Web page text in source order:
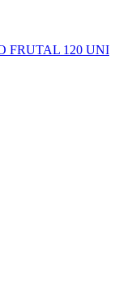
FRUTAL 120 UNI